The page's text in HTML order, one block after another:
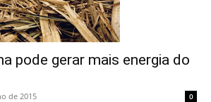
pode gerar mais energia do
de 2015 0